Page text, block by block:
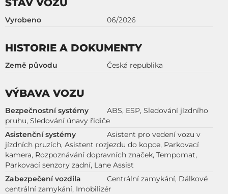
STAV VOZU
Vyrobeno 06/2026
HISTORIE A DOKUMENTY
Země původu Česká republika
VÝBAVA VOZU
Bezpečnostní systémy
ABS, ESP, Sledování jízdního
pruhu, Sledování únavy řidiče
Asistenční systémy
Asistent pro vedení vozu v
jízdních pruzích, Asistent rozjezdu do kopce, Parkovací
kamera, Rozpoznávání dopravních značek, Tempomat,
Parkovací senzory zadní, Lane Assist
Zabezpečení vozdila
Centrální zamykání, Dálkové
centrální zamykání, Imobilizér